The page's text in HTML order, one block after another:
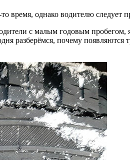
однако водителю следует
с малым годовым
разберёмся, почему